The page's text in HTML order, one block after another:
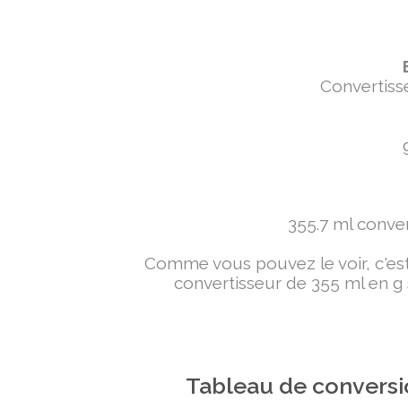
355.7 ml
Comme vous pouvez le voir,
convertisseur de 355 ml en g
Tableau de